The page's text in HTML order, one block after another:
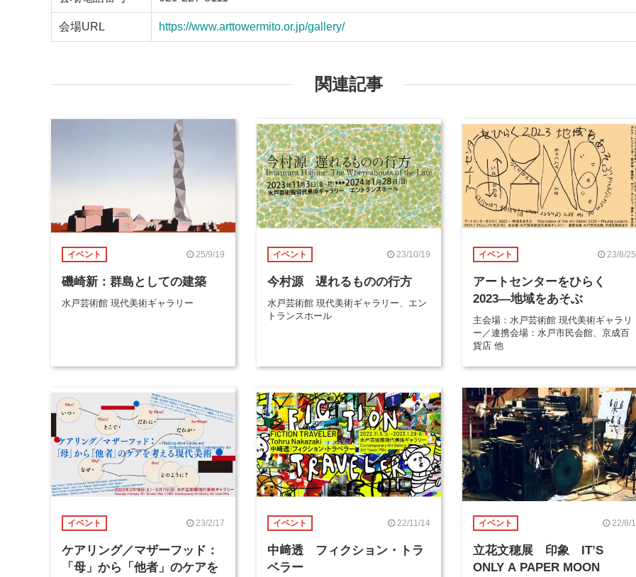
会場URL https://www.arttowermito.or.jp/gallery/
関連記事
イベント 25/9/19
磯崎新：群島としての建築
水戸芸術館 現代美術ギャラリー
イベント 23/10/19
今村源 遅れるものの行方
水戸芸術館 現代美術ギャラリー、エン
トランスホール
イベント 23/8/25
アートセンターをひらく
2023―地域をあそぶ
主会場：水戸芸術館 現代美術ギャラリ
ー／連携会場：水戸市民会館、京成百
貨店 他
イベント 23/2/17
ケアリング／マザーフッド：
「母」から「他者」のケアを
イベント 22/11/14
中﨑透 フィクション・トラ
ベラー
イベント 22/8/1
立花文穂展 印象 IT’S
ONLY A PAPER MOON